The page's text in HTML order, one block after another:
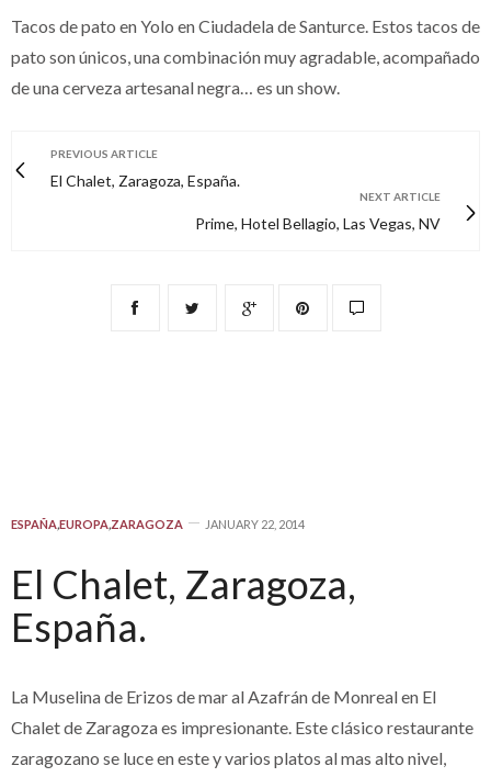
Tacos de pato en Yolo en Ciudadela de Santurce. Estos tacos de
pato son únicos, una combinación muy agradable, acompañado
de una cerveza artesanal negra… es un show.
PREVIOUS ARTICLE
El Chalet, Zaragoza, España.
NEXT ARTICLE
Prime, Hotel Bellagio, Las Vegas, NV
ESPAÑA,EUROPA,ZARAGOZA JANUARY 22, 2014
El Chalet, Zaragoza,
España.
La Muselina de Erizos de mar al Azafrán de Monreal en El
Chalet de Zaragoza es impresionante. Este clásico restaurante
zaragozano se luce en este y varios platos al mas alto nivel,